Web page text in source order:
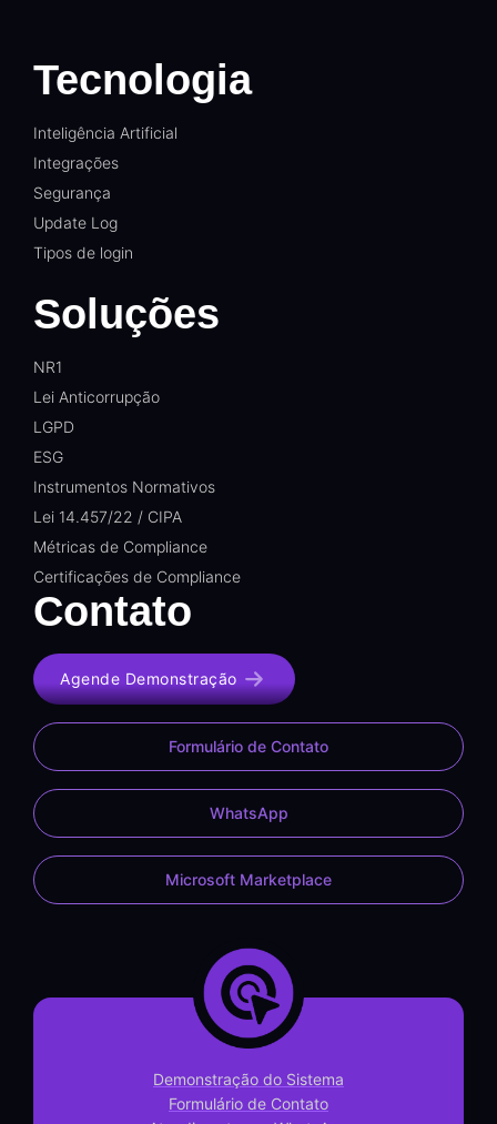
Tecnologia
Inteligência Artificial
Integrações
Segurança
Update Log
Tipos de login
Soluções
NR1
Lei Anticorrupção
LGPD
ESG
Instrumentos Normativos
Lei 14.457/22 / CIPA
Métricas de Compliance
Certificações de Compliance
Contato
Agende Demonstração
Formulário de Contato
WhatsApp
Microsoft Marketplace
Demonstração do Sistema
Formulário de Contato